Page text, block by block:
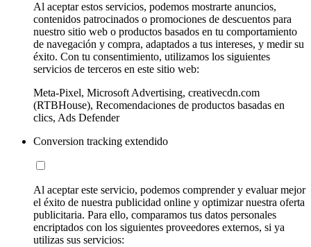
Al aceptar estos servicios, podemos mostrarte anuncios,
contenidos patrocinados o promociones de descuentos para
nuestro sitio web o productos basados en tu comportamiento
de navegación y compra, adaptados a tus intereses, y medir su
éxito. Con tu consentimiento, utilizamos los siguientes
servicios de terceros en este sitio web:
Meta-Pixel, Microsoft Advertising, creativecdn.com
(RTBHouse), Recomendaciones de productos basadas en
clics, Ads Defender
Conversion tracking extendido
Al aceptar este servicio, podemos comprender y evaluar mejor
el éxito de nuestra publicidad online y optimizar nuestra oferta
publicitaria. Para ello, comparamos tus datos personales
encriptados con los siguientes proveedores externos, si ya
utilizas sus servicios: